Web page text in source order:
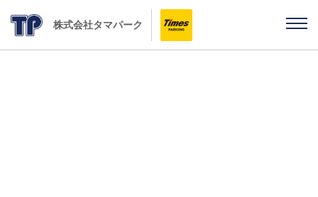
株式会社タマパーク